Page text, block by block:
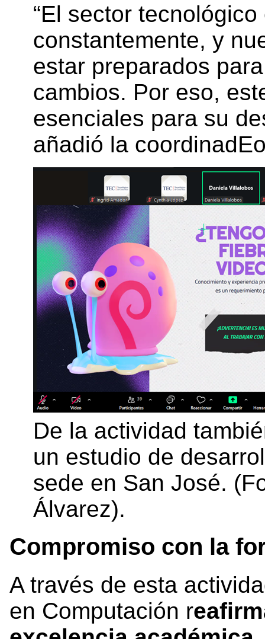
“El sector
constantemente, y
estar preparados
cambios. Por eso,
esenciales para su
añadió la
De la actividad
un estudio de
sede en San José.
Álvarez).
Compromiso con la
A través de esta
en Computación r